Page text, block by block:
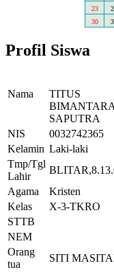
23
30
Profil Siswa
Nama
TITUS
BIMANTARA
SAPUTRA
NIS
0032742365
Kelamin Laki-laki
Tmp/Tgl
Lahir
Agama
Kristen
Kelas
X-3-TKRO
STTB
NEM
Orang
tua
SITI